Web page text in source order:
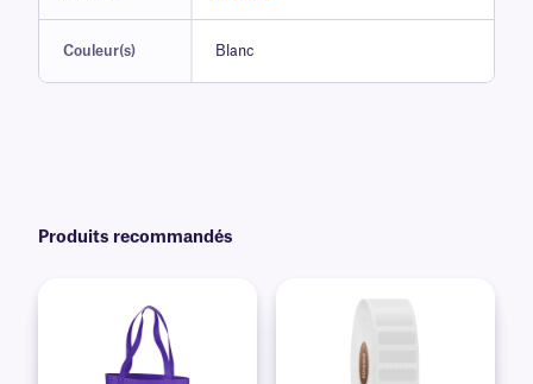
Couleur(s) Blanc
Produits recommandés